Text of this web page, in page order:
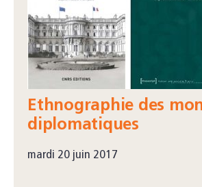
Ethnographie des
diplomatiques
mardi 20 juin 2017